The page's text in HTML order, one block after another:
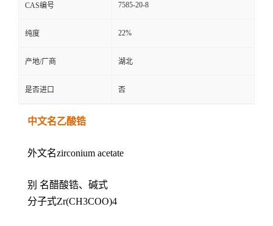
CAS编号 7585-20-8
纯度 22%
产地/厂商 湖北
是否进口 否
中文名乙酸锆
外文名zirconium acetate
别 名醋酸锆、碱式
分子式Zr(CH3COO)4